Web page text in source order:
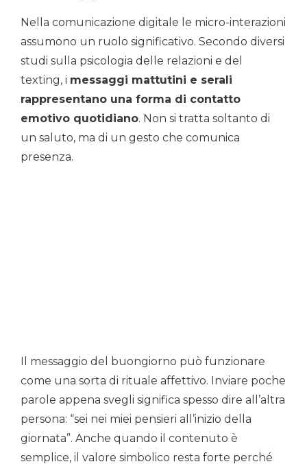
Nella comunicazione digitale le micro-interazioni
assumono un ruolo significativo. Secondo diversi
studi sulla psicologia delle relazioni e del
texting, i messaggi mattutini e serali
rappresentano una forma di contatto
emotivo quotidiano. Non si tratta soltanto di
un saluto, ma di un gesto che comunica
presenza.
Il messaggio del buongiorno può funzionare
come una sorta di rituale affettivo. Inviare poche
parole appena svegli significa spesso dire all’altra
persona: “sei nei miei pensieri all’inizio della
giornata”. Anche quando il contenuto è
semplice, il valore simbolico resta forte perché